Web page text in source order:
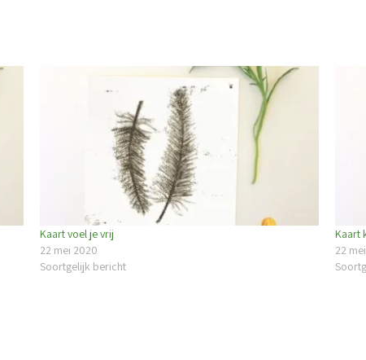
Kaart voel je vrij
22 mei 2020
Soortgelijk bericht
Kaart
22